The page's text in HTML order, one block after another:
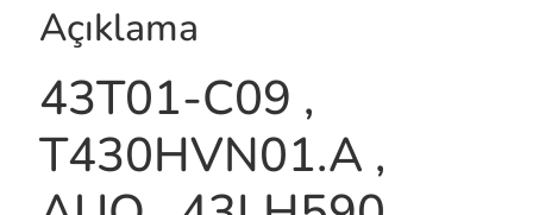
Açıklama
43T01-C09 ,
T430HVN01.A ,